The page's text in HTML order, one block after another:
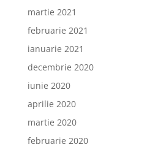
martie 2021
februarie 2021
ianuarie 2021
decembrie 2020
iunie 2020
aprilie 2020
martie 2020
februarie 2020